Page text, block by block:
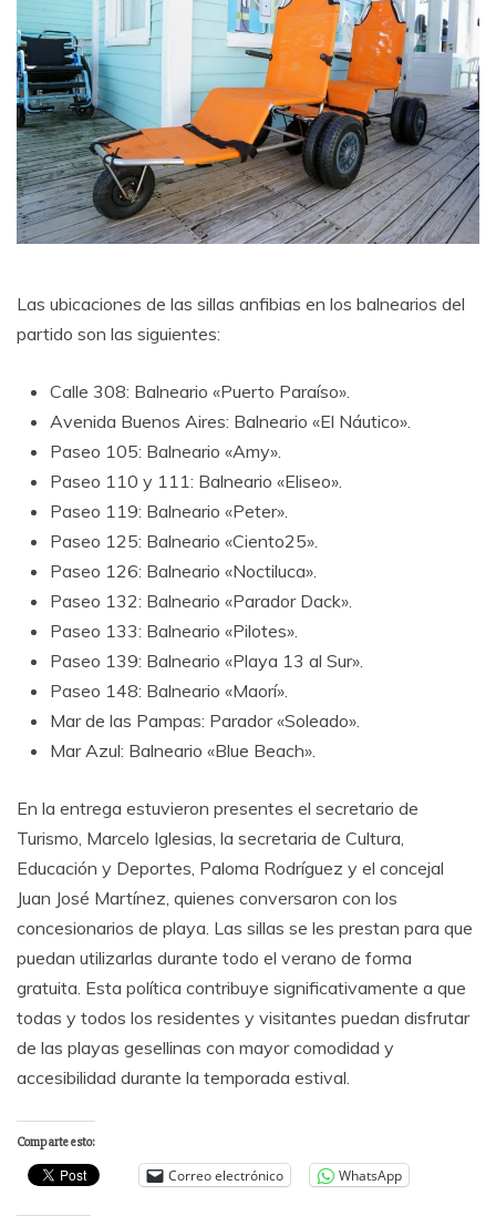
Las ubicaciones de las sillas anfibias en los balnearios del
partido son las siguientes:
Calle 308: Balneario «Puerto Paraíso».
Avenida Buenos Aires: Balneario «El Náutico».
Paseo 105: Balneario «Amy».
Paseo 110 y 111: Balneario «Eliseo».
Paseo 119: Balneario «Peter».
Paseo 125: Balneario «Ciento25».
Paseo 126: Balneario «Noctiluca».
Paseo 132: Balneario «Parador Dack».
Paseo 133: Balneario «Pilotes».
Paseo 139: Balneario «Playa 13 al Sur».
Paseo 148: Balneario «Maorí».
Mar de las Pampas: Parador «Soleado».
Mar Azul: Balneario «Blue Beach».
En la entrega estuvieron presentes el secretario de
Turismo, Marcelo Iglesias, la secretaria de Cultura,
Educación y Deportes, Paloma Rodríguez y el concejal
Juan José Martínez, quienes conversaron con los
concesionarios de playa. Las sillas se les prestan para que
puedan utilizarlas durante todo el verano de forma
gratuita. Esta política contribuye significativamente a que
todas y todos los residentes y visitantes puedan disfrutar
de las playas gesellinas con mayor comodidad y
accesibilidad durante la temporada estival.
Comparte esto:
Correo electrónico WhatsApp